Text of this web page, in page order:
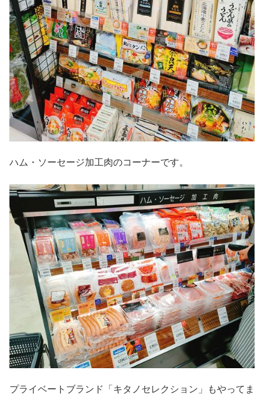
ハム・ソーセージ加工肉のコーナーです。
プライベートブランド「キタノセレクション」もやってま